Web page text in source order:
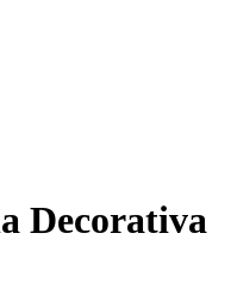
Decorativa